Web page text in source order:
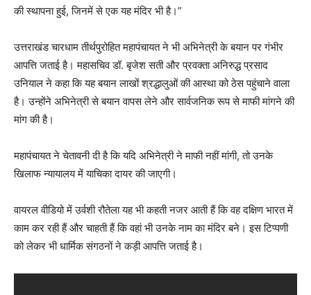
की स्थापना हुई, जिनमें से एक यह मंदिर भी है।”
उत्तराखंड चारधाम तीर्थपुरोहित महापंचायत ने भी अभिनेत्री के बयान पर गंभीर
आपत्ति जताई है। महासचिव डॉ. बृजेश सती और प्रवक्ता अनिरुद्ध प्रसाद
उनियाल ने कहा कि यह बयान लाखों श्रद्धालुओं की आस्था को ठेस पहुंचाने वाला
है। उन्होंने अभिनेत्री से बयान वापस लेने और सार्वजनिक रूप से माफी मांगने की
मांग की है।
महापंचायत ने चेतावनी दी है कि यदि अभिनेत्री ने माफी नहीं मांगी, तो उनके
खिलाफ न्यायालय में याचिका दायर की जाएगी।
वायरल वीडियो में उर्वशी रौतेला यह भी कहती नजर आती हैं कि वह दक्षिण भारत में
काम कर रही हैं और चाहती हैं कि वहां भी उनके नाम का मंदिर बने। इस टिप्पणी
को लेकर भी धार्मिक संगठनों ने कड़ी आपत्ति जताई है।